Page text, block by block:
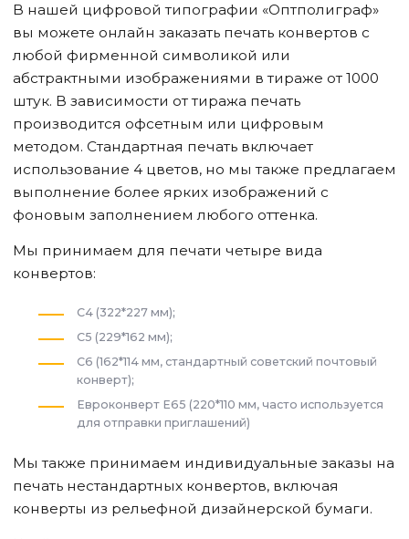
В нашей цифровой типографии «Оптполиграф»
вы можете онлайн заказать печать конвертов с
любой фирменной символикой или
абстрактными изображениями в тираже от 1000
штук. В зависимости от тиража печать
производится офсетным или цифровым
методом. Стандартная печать включает
использование 4 цветов, но мы также предлагаем
выполнение более ярких изображений с
фоновым заполнением любого оттенка.
Мы принимаем для печати четыре вида
конвертов:
C4 (322*227 мм);
C5 (229*162 мм);
C6 (162*114 мм, стандартный советский почтовый
конверт);
Евроконверт E65 (220*110 мм, часто используется
для отправки приглашений)
Мы также принимаем индивидуальные заказы на
печать нестандартных конвертов, включая
конверты из рельефной дизайнерской бумаги.